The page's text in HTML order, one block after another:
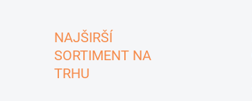
NAJŠIRŠÍ
SORTIMENT NA
TRHU